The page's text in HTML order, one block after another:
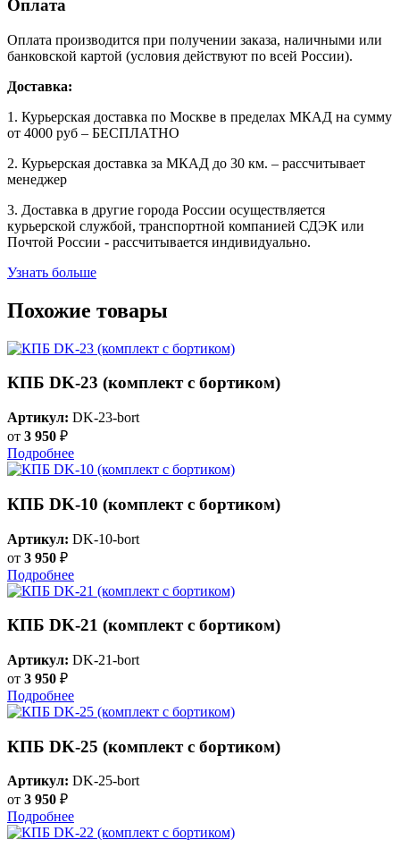
Оплата
Оплата производится при получении заказа, наличными или
банковской картой (условия действуют по всей России).
Доставка:
1. Курьерская доставка по Москве в пределах МКАД на сумму
от 4000 руб – БЕСПЛАТНО
2. Курьерская доставка за МКАД до 30 км. – рассчитывает
менеджер
3. Доставка в другие города России осуществляется
курьерской службой, транспортной компанией СДЭК или
Почтой России - рассчитывается индивидуально.
Узнать больше
Похожие товары
КПБ DK-23 (комплект с бортиком)
Артикул: DK-23-bort
от 3 950 ₽
Подробнее
КПБ DK-10 (комплект с бортиком)
Артикул: DK-10-bort
от 3 950 ₽
Подробнее
КПБ DK-21 (комплект с бортиком)
Артикул: DK-21-bort
от 3 950 ₽
Подробнее
КПБ DK-25 (комплект с бортиком)
Артикул: DK-25-bort
от 3 950 ₽
Подробнее